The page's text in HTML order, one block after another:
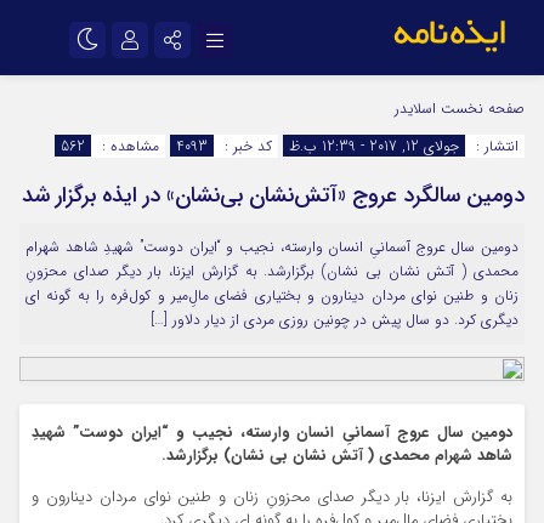
اینستاگرام
سروش
ایتا
آپارات
اپلیکیشن رمز عبور
مرا به خاطر بسپار
صفحه نخست اسلایدر
انتشار :
جولای 12, 2017 - 12:39 ب.ظ کد خبر : 4093 مشاهده : 562
دومین سالگرد عروج «آتش‌نشان بی‌نشان» در ایذه برگزار شد
دومین سال عروج آسمانیِ انسان وارسته، نجیب و “ایران دوست” شهیدِ شاهد شهرام
محمدی ( آتش نشان بی نشان) برگزارشد. به گزارش ایزنا، بار دیگر صدای محزونِ
زنان و طنین نوای مردان دینارون و بختیاری فضای مالِ‌میر و کول‌فره را به گونه ای
دیگری کرد. دو سال پیش در چونین روزی مردی از دیار دلاور […]
دومین سال عروج آسمانیِ انسان وارسته، نجیب و “ایران دوست” شهیدِ
شاهد شهرام محمدی ( آتش نشان بی نشان) برگزارشد.
به گزارش ایزنا، بار دیگر صدای محزونِ زنان و طنین نوای مردان دینارون و